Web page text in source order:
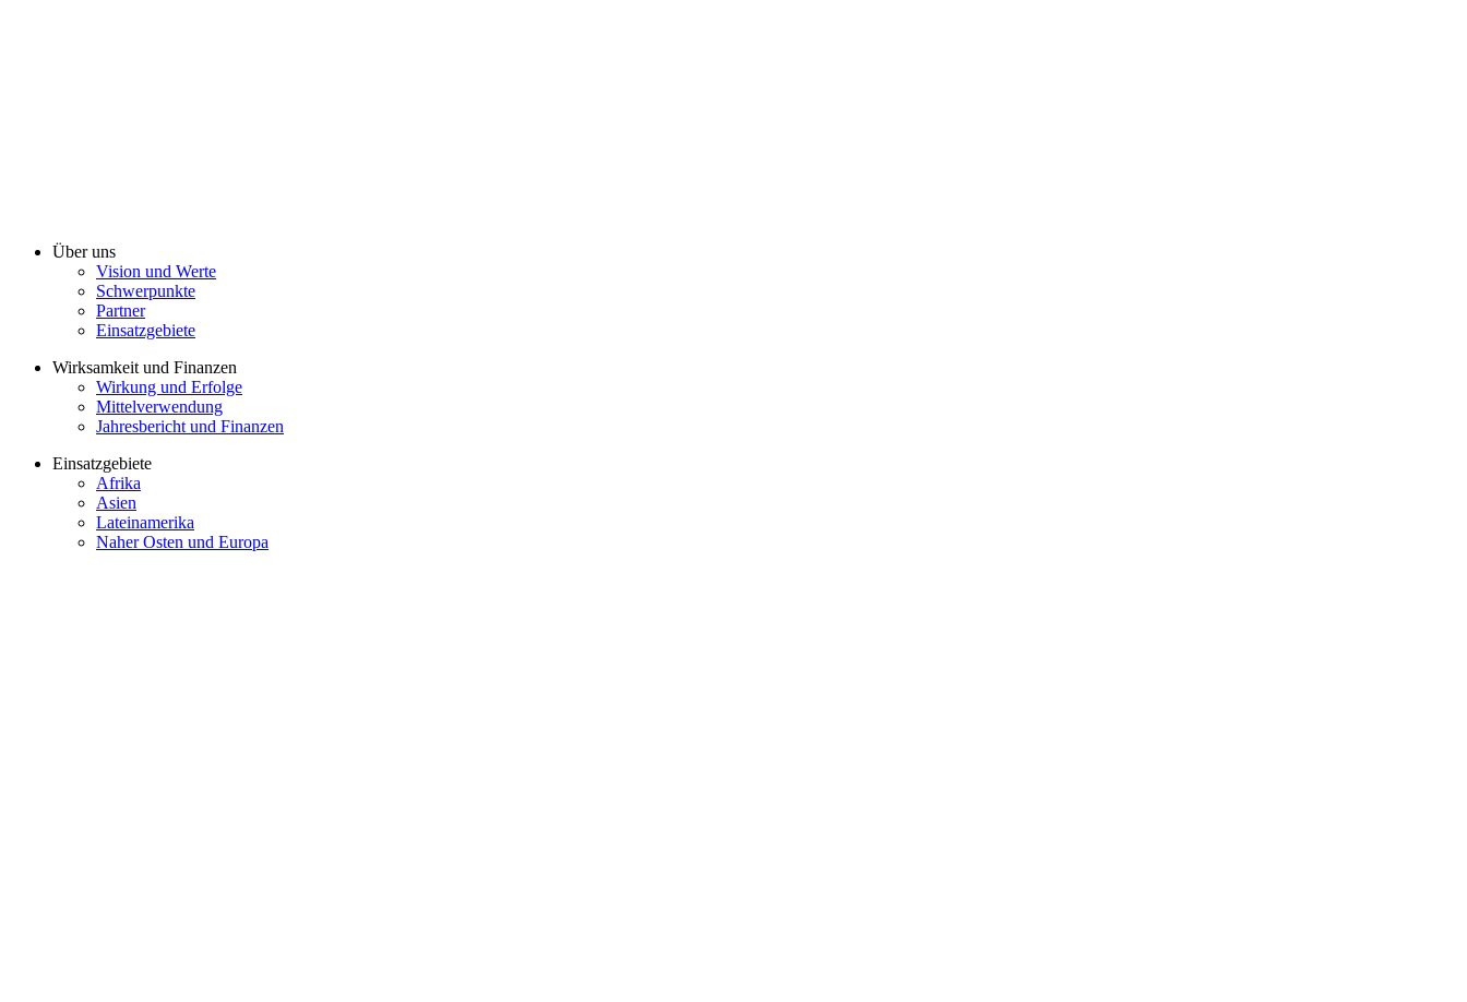
Über uns
Vision und Werte
Schwerpunkte
Partner
Einsatzgebiete
Wirksamkeit und Finanzen
Wirkung und Erfolge
Mittelverwendung
Jahresbericht und Finanzen
Einsatzgebiete
Afrika
Asien
Lateinamerika
Naher Osten und Europa